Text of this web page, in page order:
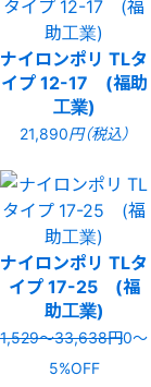
ナイロンポリ TLタ
イプ 12-17 (福助
工業)
21,890円（税込）
ナイロンポリ TLタ
イプ 17-25 (福
助工業)
1,529〜33,638円0〜
5%OFF